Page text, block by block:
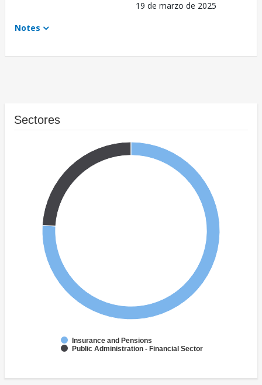
19 de marzo de 2025
Notes
Sectores
Insurance and Pensions
Public Administration - Financial Sector